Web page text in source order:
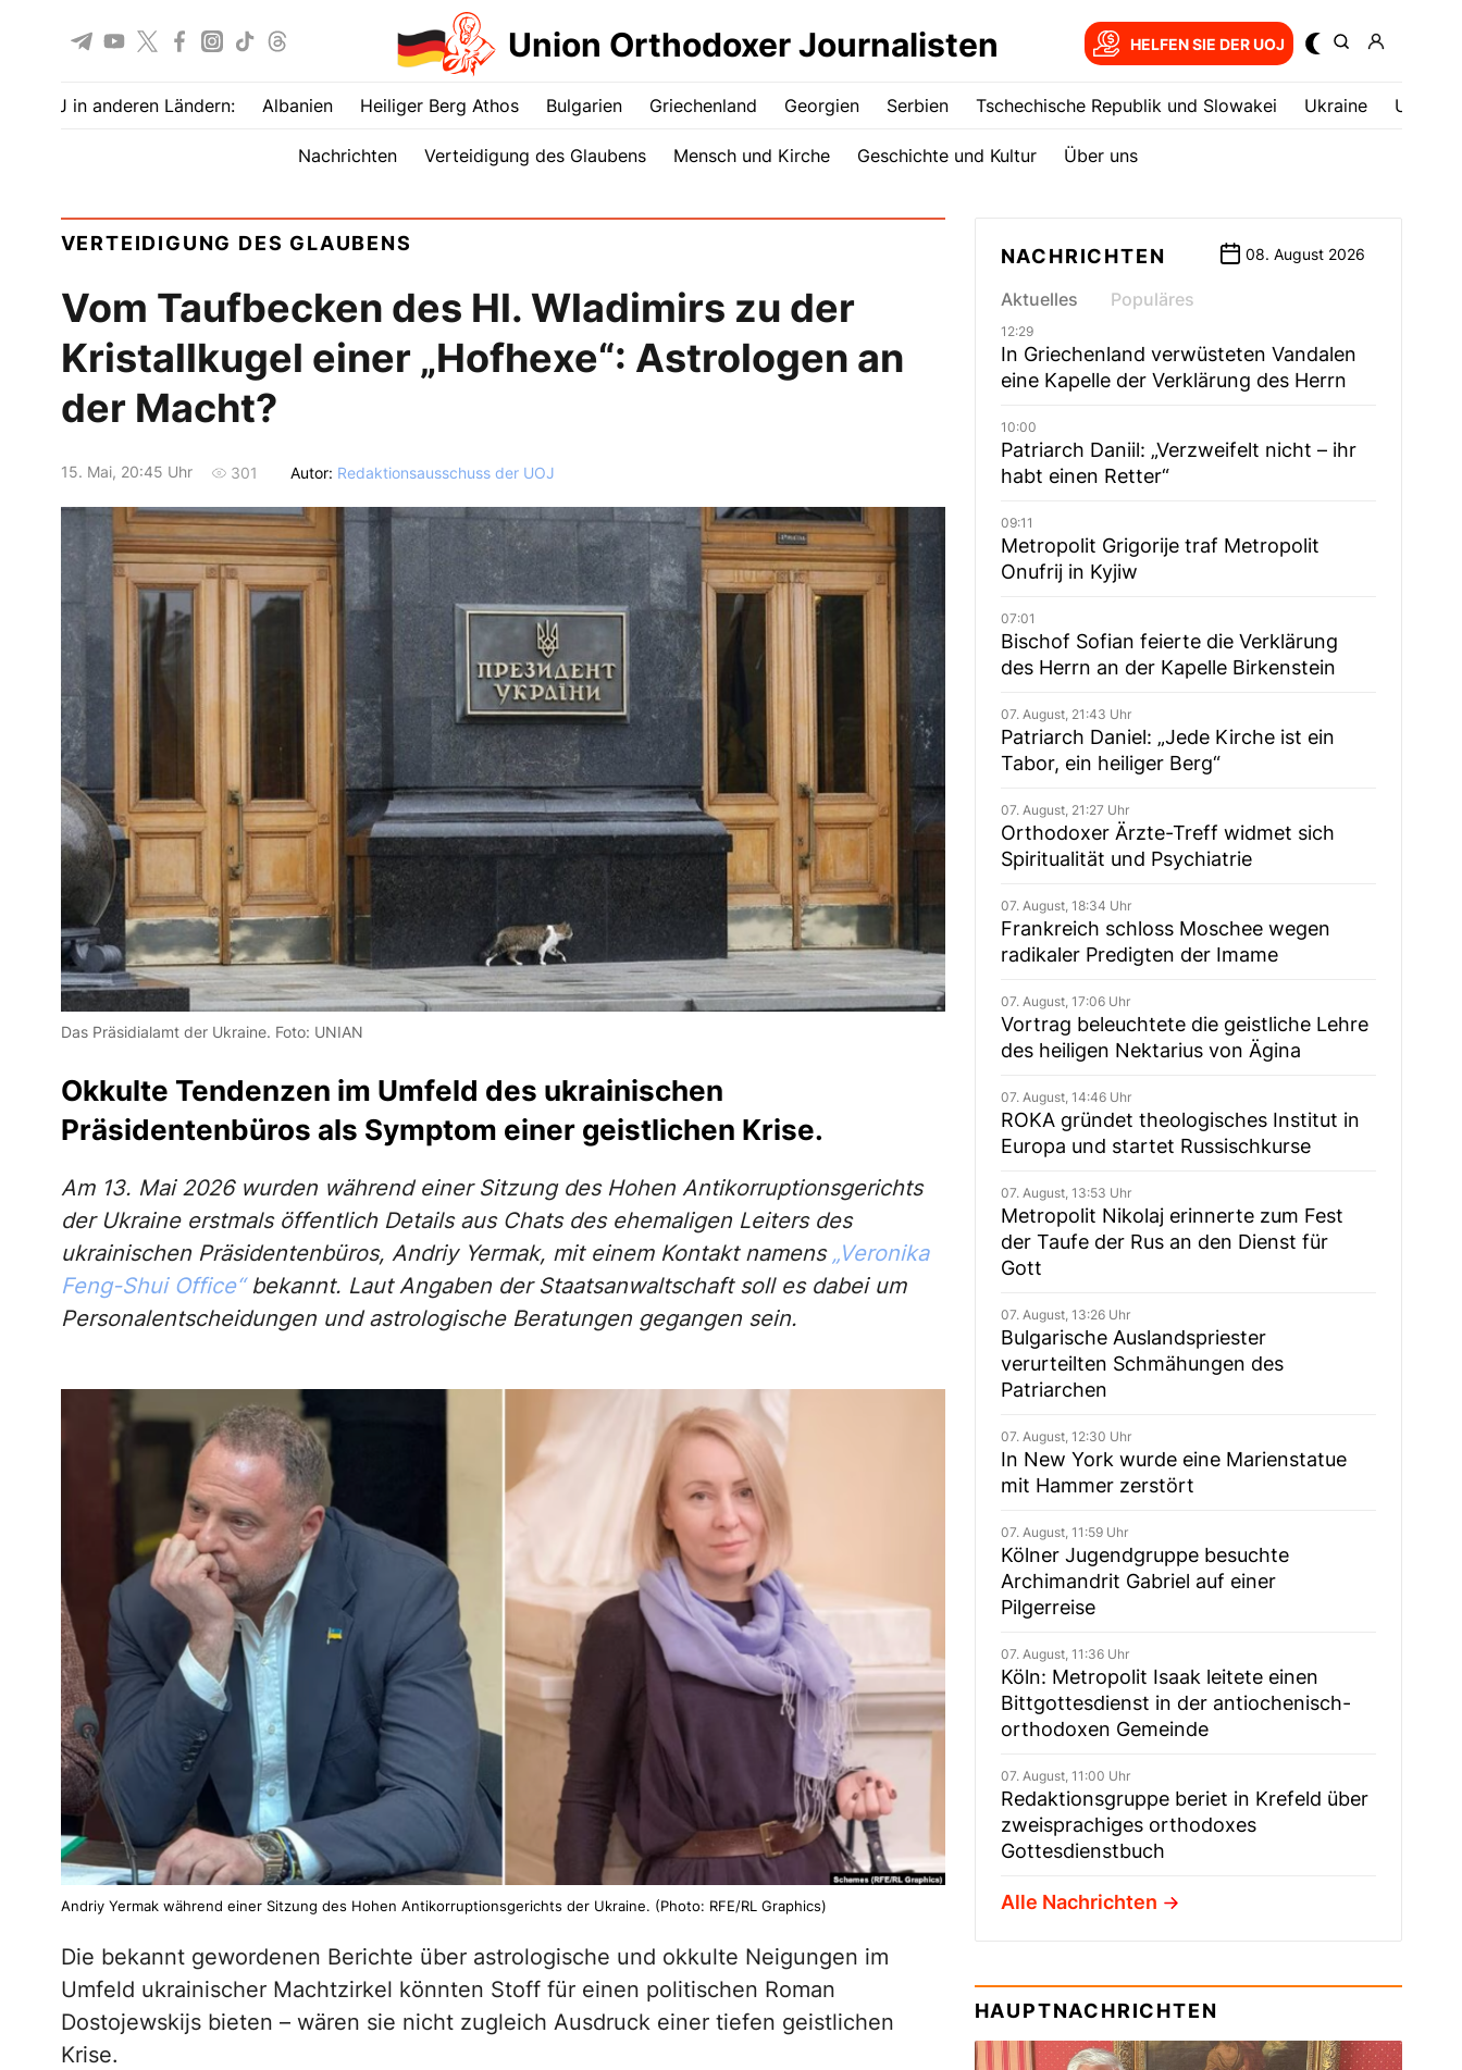
Union Orthodoxer Journalisten HELFEN SIE DER UOJ
UOJ in anderen Ländern: Albanien Heiliger Berg Athos Bulgarien Griechenland Georgien Serbien Tschechische Republik und Slowakei Ukrainе USA
Nachrichten Verteidigung des Glaubens Mensch und Kirche Geschichte und Kultur Über uns
VERTEIDIGUNG DES GLAUBENS
Vom Taufbecken des Hl. Wladimirs zu der
Kristallkugel einer „Hofhexe“: Astrologen an
der Macht?
15. Mai, 20:45 Uhr 301 Autor: Redaktionsausschuss der UOJ
Das Präsidialamt der Ukraine. Foto: UNIAN
Okkulte Tendenzen im Umfeld des ukrainischen
Präsidentenbüros als Symptom einer geistlichen Krise.
Am 13. Mai 2026 wurden während einer Sitzung des Hohen Antikorruptionsgerichts
der Ukraine erstmals öffentlich Details aus Chats des ehemaligen Leiters des
ukrainischen Präsidentenbüros, Andriy Yermak, mit einem Kontakt namens „Veronika
Feng-Shui Office“bekannt. Laut Angaben der Staatsanwaltschaft soll es dabei um
Personalentscheidungen und astrologische Beratungen gegangen sein.
Andriy Yermak während einer Sitzung des Hohen Antikorruptionsgerichts der Ukraine. (Photo: RFE/RL Graphics)
Die bekannt gewordenen Berichte über astrologische und okkulte Neigungen im
Umfeld ukrainischer Machtzirkel könnten Stoff für einen politischen Roman
Dostojewskijs bieten – wären sie nicht zugleich Ausdruck einer tiefen geistlichen
Krise.
NACHRICHTEN 08. August 2026
Aktuelles Populäres
12:29
In Griechenland verwüsteten Vandalen
eine Kapelle der Verklärung des Herrn
10:00
Patriarch Daniil: „Verzweifelt nicht – ihr
habt einen Retter“
09:11
Metropolit Grigorije traf Metropolit
Onufrij in Kyjiw
07:01
Bischof Sofian feierte die Verklärung
des Herrn an der Kapelle Birkenstein
07. August, 21:43 Uhr
Patriarch Daniel: „Jede Kirche ist ein
Tabor, ein heiliger Berg“
07. August, 21:27 Uhr
Orthodoxer Ärzte-Treff widmet sich
Spiritualität und Psychiatrie
07. August, 18:34 Uhr
Frankreich schloss Moschee wegen
radikaler Predigten der Imame
07. August, 17:06 Uhr
Vortrag beleuchtete die geistliche Lehre
des heiligen Nektarius von Ägina
07. August, 14:46 Uhr
ROKA gründet theologisches Institut in
Europa und startet Russischkurse
07. August, 13:53 Uhr
Metropolit Nikolaj erinnerte zum Fest
der Taufe der Rus an den Dienst für
Gott
07. August, 13:26 Uhr
Bulgarische Auslandspriester
verurteilten Schmähungen des
Patriarchen
07. August, 12:30 Uhr
In New York wurde eine Marienstatue
mit Hammer zerstört
07. August, 11:59 Uhr
Kölner Jugendgruppe besuchte
Archimandrit Gabriel auf einer
Pilgerreise
07. August, 11:36 Uhr
Köln: Metropolit Isaak leitete einen
Bittgottesdienst in der antiochenisch-
orthodoxen Gemeinde
07. August, 11:00 Uhr
Redaktionsgruppe beriet in Krefeld über
zweisprachiges orthodoxes
Gottesdienstbuch
Alle Nachrichten
HAUPTNACHRICHTEN